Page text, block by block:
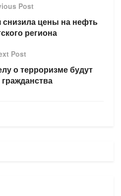
Post
снизила цены на нефть
региона
Post
о терроризме будут